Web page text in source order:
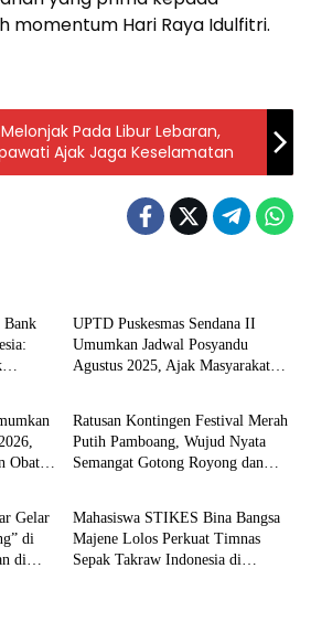
momentum Hari Raya Idulfitri.
Pada Libur Lebaran,
Ajak Jaga Keselamatan
Bank
UPTD Puskesmas Sendana II
Umumkan Jadwal Posyandu
Agustus 2025, Ajak Masyarakat
Obat
Input Sulbar
Ratusan Kontingen Festival Merah
Putih Pamboang, Wujud Nyata
Semangat Gotong Royong dan
Gelar
di
di
Input Sulbar
Mahasiswa STIKES Bina Bangsa
Majene Lolos Perkuat Timnas
Sepak Takraw Indonesia di